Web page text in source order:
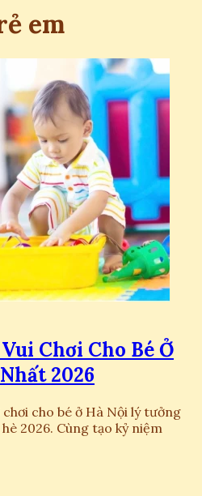
em
Chơi Cho Bé Ở
2026
cho bé ở Hà Nội lý tưởng
2026. Cùng tạo kỷ niệm